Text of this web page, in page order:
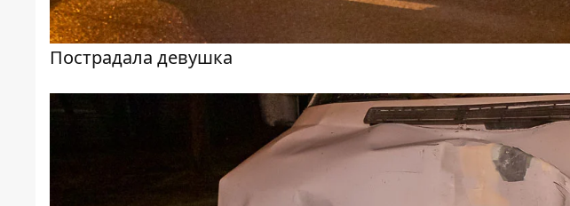
Пострадала девушка